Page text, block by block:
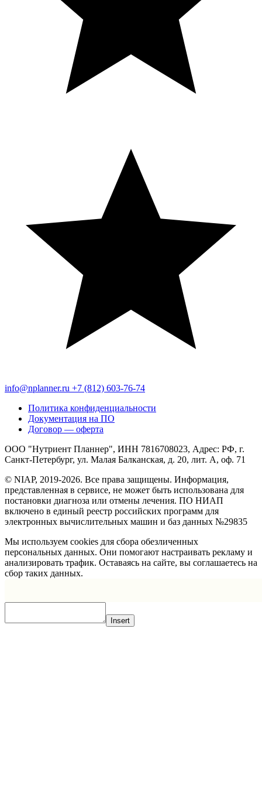
info@nplanner.ru +7 (812) 603-76-74
Политика конфиденциальности
Документация на ПО
Договор — оферта
ООО "Нутриент Планнер", ИНН 7816708023, Адрес: РФ, г.
Санкт-Петербург, ул. Малая Балканская, д. 20, лит. А, оф. 71
© NIAP, 2019-2026. Все права защищены. Информация,
представленная в сервисе, не может быть использована для
постановки диагноза или отмены лечения. ПО НИАП
включено в единый реестр российских программ для
электронных вычислительных машин и баз данных №29835
Мы используем cookies для сбора обезличенных
персональных данных. Они помогают настраивать рекламу и
анализировать трафик. Оставаясь на сайте, вы соглашаетесь на
сбор таких данных.
Insert